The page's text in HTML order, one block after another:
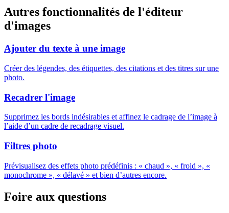
Autres fonctionnalités de l'éditeur
d'images
Ajouter du texte à une image
Créer des légendes, des étiquettes, des citations et des titres sur une
photo.
Recadrer l'image
Supprimez les bords indésirables et affinez le cadrage de l’image à
l’aide d’un cadre de recadrage visuel.
Filtres photo
Prévisualisez des effets photo prédéfinis : « chaud », « froid », «
monochrome », « délavé » et bien d’autres encore.
Foire aux questions